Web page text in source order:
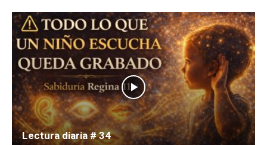
Lectura diaria # 34